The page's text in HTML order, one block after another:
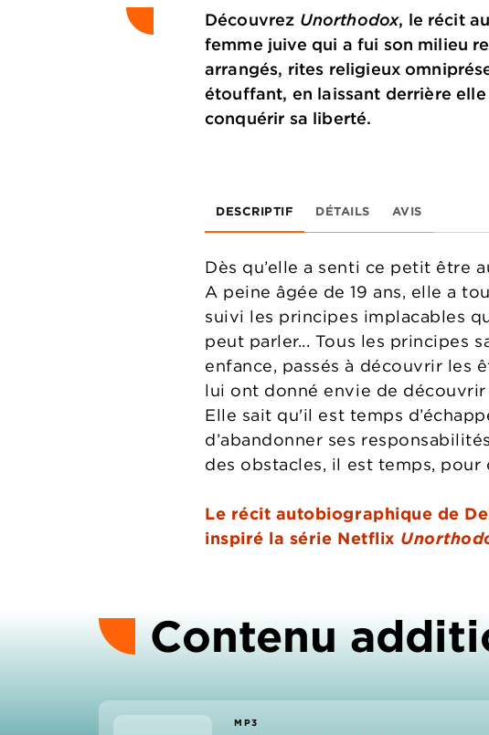
Découvrez Unorthodox, le récit
femme juive qui a fui son milieu
arrangés, rites religieux
étouffant, en laissant derrière
conquérir sa liberté.
DESCRIPTIF DÉTAILS AVIS
Dès qu’elle a senti ce petit être
A peine âgée de 19 ans, elle a
suivi les principes implacables
peut parler... Tous les principes
enfance, passés à découvrir les
lui ont donné envie de
Elle sait qu'il est temps
d’abandonner ses
des obstacles, il est temps,
Le récit autobiographique de
inspiré la série Netflix
Contenu
MP3